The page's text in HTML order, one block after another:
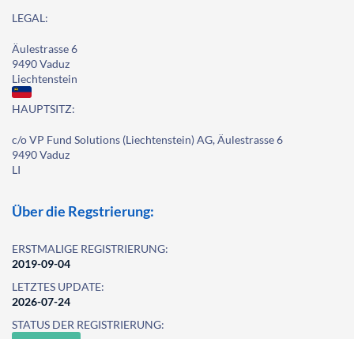
LEGAL:
Äulestrasse 6
9490 Vaduz
Liechtenstein
HAUPTSITZ:
c/o VP Fund Solutions (Liechtenstein) AG, Äulestrasse 6
9490 Vaduz
LI
Über die Regstrierung:
ERSTMALIGE REGISTRIERUNG:
2019-09-04
LETZTES UPDATE:
2026-07-24
STATUS DER REGISTRIERUNG: